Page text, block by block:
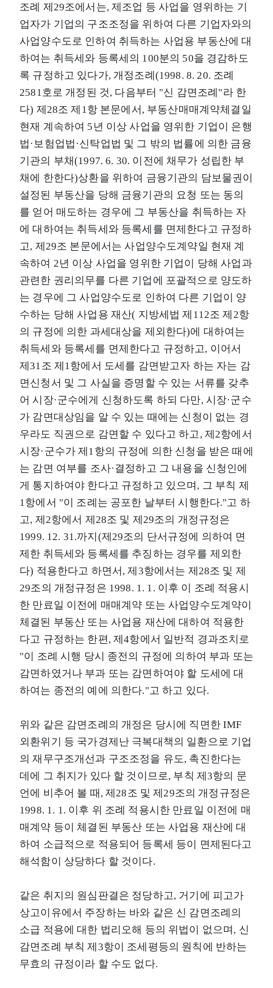
조례 제29조에서는, 제조업 등 사업을 영위하는 기
업자가 기업의 구조조정을 위하여 다른 기업자와의
사업양수도로 인하여 취득하는 사업용 부동산에 대
하여는 취득세와 등록세의 100분의 50을 경감하도
록 규정하고 있다가, 개정조례(1998. 8. 20. 조례
2581호로 개정된 것, 다음부터 "신 감면조례"라 한
다) 제28조 제1항 본문에서, 부동산매매계약체결일
현재 계속하여 5년 이상 사업을 영위한 기업이 은행
법·보험업법·신탁업법 및 그 밖의 법률에 의한 금융
기관의 부채(1997. 6. 30. 이전에 채무가 성립한 부
채에 한한다)상환을 위하여 금융기관의 담보물권이
설정된 부동산을 당해 금융기관의 요청 또는 동의
를 얻어 매도하는 경우에 그 부동산을 취득하는 자
에 대하여는 취득세와 등록세를 면제한다고 규정하
고, 제29조 본문에서는 사업양수도계약일 현재 계
속하여 2년 이상 사업을 영위한 기업이 당해 사업과
관련한 권리의무를 다른 기업에 포괄적으로 양도하
는 경우에 그 사업양수도로 인하여 다른 기업이 양
수하는 당해 사업용 재산( 지방세법 제112조 제2항
의 규정에 의한 과세대상을 제외한다)에 대하여는
취득세와 등록세를 면제한다고 규정하고, 이어서
제31조 제1항에서 도세를 감면받고자 하는 자는 감
면신청서 및 그 사실을 증명할 수 있는 서류를 갖추
어 시장·군수에게 신청하도록 하되 다만, 시장·군수
가 감면대상임을 알 수 있는 때에는 신청이 없는 경
우라도 직권으로 감면할 수 있다고 하고, 제2항에서
시장·군수가 제1항의 규정에 의한 신청을 받은 때에
는 감면 여부를 조사·결정하고 그 내용을 신청인에
게 통지하여야 한다고 규정하고 있으며, 그 부칙 제
1항에서 "이 조례는 공포한 날부터 시행한다."고 하
고, 제2항에서 제28조 및 제29조의 개정규정은
1999. 12. 31.까지(제29조의 단서규정에 의하여 면
제한 취득세와 등록세를 추징하는 경우를 제외한
다) 적용한다고 하면서, 제3항에서는 제28조 및 제
29조의 개정규정은 1998. 1. 1. 이후 이 조례 적용시
한 만료일 이전에 매매계약 또는 사업양수도계약이
체결된 부동산 또는 사업용 재산에 대하여 적용한
다고 규정하는 한편, 제4항에서 일반적 경과조치로
"이 조례 시행 당시 종전의 규정에 의하여 부과 또는
감면하였거나 부과 또는 감면하여야 할 도세에 대
하여는 종전의 예에 의한다."고 하고 있다.
위와 같은 감면조례의 개정은 당시에 직면한 IMF
외환위기 등 국가경제난 극복대책의 일환으로 기업
의 재무구조개선과 구조조정을 유도, 촉진한다는
데에 그 취지가 있다 할 것이므로, 부칙 제3항의 문
언에 비추어 볼 때, 제28조 및 제29조의 개정규정은
1998. 1. 1. 이후 위 조례 적용시한 만료일 이전에 매
매계약 등이 체결된 부동산 또는 사업용 재산에 대
하여 소급적으로 적용되어 등록세 등이 면제된다고
해석함이 상당하다 할 것이다.
같은 취지의 원심판결은 정당하고, 거기에 피고가
상고이유에서 주장하는 바와 같은 신 감면조례의
소급 적용에 대한 법리오해 등의 위법이 없으며, 신
감면조례 부칙 제3항이 조세평등의 원칙에 반하는
무효의 규정이라 할 수도 없다.